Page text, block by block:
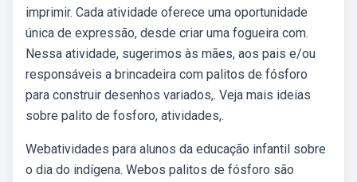
imprimir. Cada atividade oferece uma oportunidade
única de expressão, desde criar uma fogueira com.
Nessa atividade, sugerimos às mães, aos pais e/ou
responsáveis a brincadeira com palitos de fósforo
para construir desenhos variados,. Veja mais ideias
sobre palito de fosforo, atividades,.
Webatividades para alunos da educação infantil sobre
o dia do indígena. Webos palitos de fósforo são